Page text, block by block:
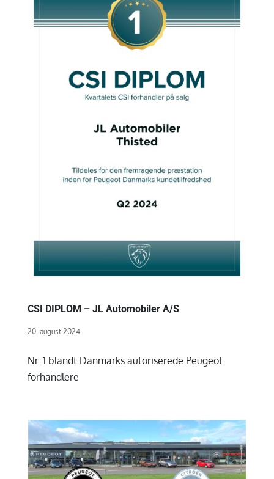
CSI DIPLOM – JL Automobiler A/S
20. august 2024
Nr. 1 blandt Danmarks autoriserede Peugeot
forhandlere